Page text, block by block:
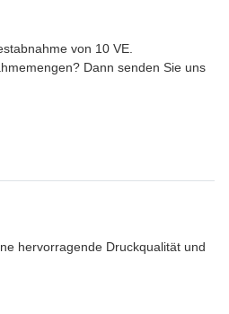
von 10 VE.
Dann senden Sie uns
hervorragende Druckqualität und